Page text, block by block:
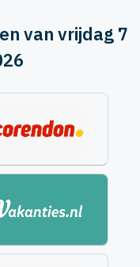
van vrijdag 7